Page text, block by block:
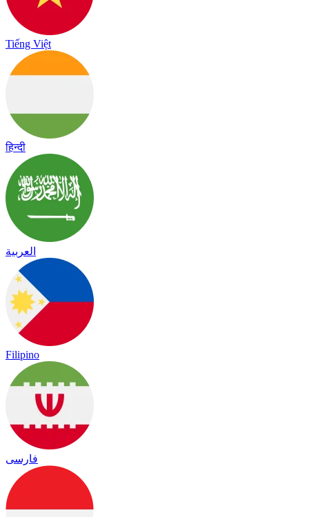
Tiếng Việt
हिन्दी
العربية
Filipino
فارسی